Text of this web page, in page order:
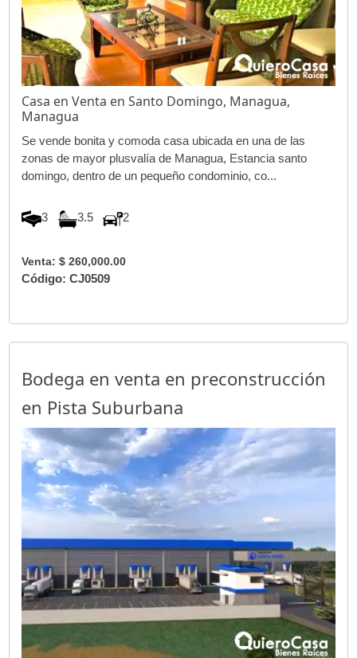
Casa en Venta en Santo Domingo, Managua,
Managua
Se vende bonita y comoda casa ubicada en una de las
zonas de mayor plusvalía de Managua, Estancia santo
domingo, dentro de un pequeño condominio, co...
3 3.5 2
Venta: $ 260,000.00
Código: CJ0509
Bodega en venta en preconstrucción
en Pista Suburbana